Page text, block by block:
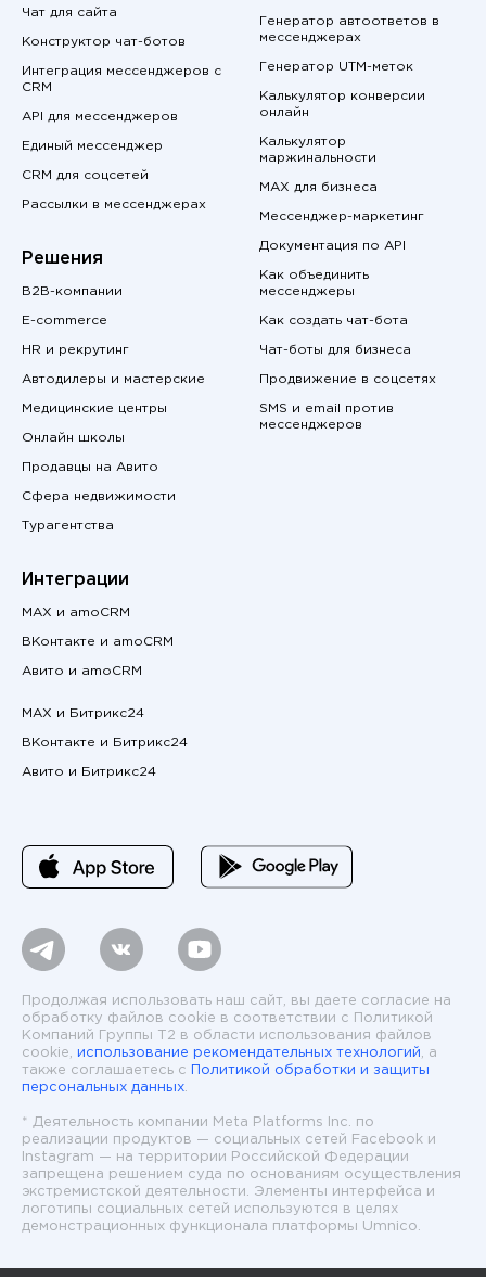
Чат для сайта
Конструктор чат-ботов
Интеграция мессенджеров с
CRM
API для мессенджеров
Единый мессенджер
CRM для соцсетей
Рассылки в мессенджерах
Решения
B2B-компании
E-commerce
HR и рекрутинг
Автодилеры и мастерские
Медицинские центры
Онлайн школы
Продавцы на Авито
Сфера недвижимости
Турагентства
Интеграции
MAX и amoCRM
ВКонтакте и amoCRM
Авито и amoCRM
MAX и Битрикс24
ВКонтакте и Битрикс24
Авито и Битрикс24
Генератор автоответов в
мессенджерах
Генератор UTM-меток
Калькулятор конверсии
онлайн
Калькулятор
маржинальности
MAX для бизнеса
Мессенджер-маркетинг
Документация по API
Как объединить
мессенджеры
Как создать чат-бота
Чат-боты для бизнеса
Продвижение в соцсетях
SMS и email против
мессенджеров
Продолжая использовать наш сайт, вы даете согласие на
обработку файлов cookie в соответствии с Политикой
Компаний Группы T2 в области использования файлов
cookie,
использование рекомендательных технологий , а
также соглашаетесь с
Политикой обработки и защиты
персональных данных.
* Деятельность компании Meta Platforms Inc. по
реализации продуктов — социальных сетей Facebook и
Instagram — на территории Российской Федерации
запрещена решением суда по основаниям осуществления
экстремистской деятельности. Элементы интерфейса и
логотипы социальных сетей используются в целях
демонстрационных функционала платформы Umnico.